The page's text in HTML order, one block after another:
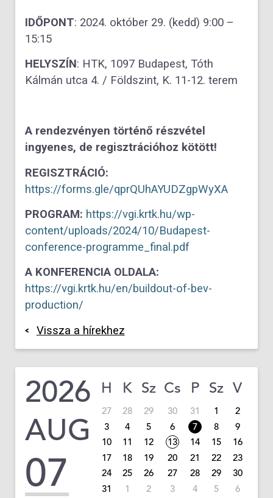
IDŐPONT: 2024. október 29. (kedd) 9:00 –
15:15
HELYSZÍN: HTK, 1097 Budapest, Tóth
Kálmán utca 4. / Földszint, K. 11-12. terem
A rendezvényen történő részvétel
ingyenes, de regisztrációhoz kötött!
REGISZTRÁCIÓ:
https://forms.gle/qprQUhAYUDZgpWyXA
PROGRAM: https://vgi.krtk.hu/wp-
content/uploads/2024/10/Budapest-
conference-programme_final.pdf
A KONFERENCIA OLDALA:
https://vgi.krtk.hu/en/buildout-of-bev-
production/
Vissza a hírekhez
2026
AUG
07
H K Sz Cs P Sz V
27 28 29 30 31 1
2
3
4 5 6 7 8
9
10
11 12 13 14 15
16
17
18 19 20 21 22
23
24
25 26 27 28 29
30
31
1 2 3 4 5 6